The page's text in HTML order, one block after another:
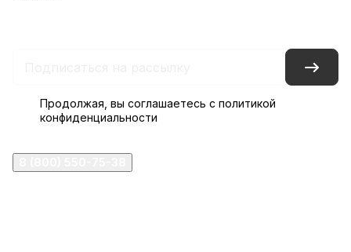
Продолжая, вы соглашаетесь с политикой
конфиденциальности